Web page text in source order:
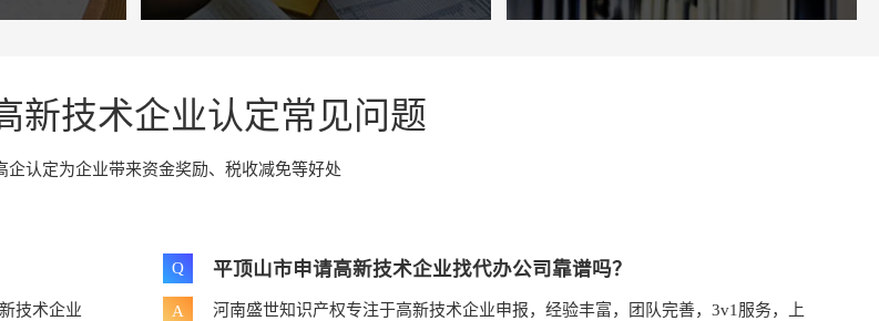
新技术企业认定常见问题
企认定为企业带来资金奖励、税收减免等好处
技术企业
Q 平顶山市申请高新技术企业找代办公司靠谱吗？
A
河南盛世知识产权专注于高新技术企业申报，经验丰富，团队完善，3v1服务，上